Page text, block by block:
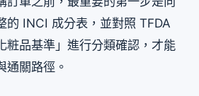
的 INCI 成分表，並對照 TFDA
粧品基準」進行分類確認，才能
通關路徑。